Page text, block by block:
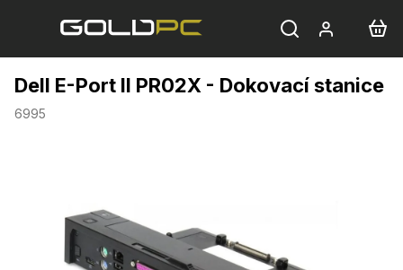
Dell E-Port II PR02X - Dokovací stanice
6995